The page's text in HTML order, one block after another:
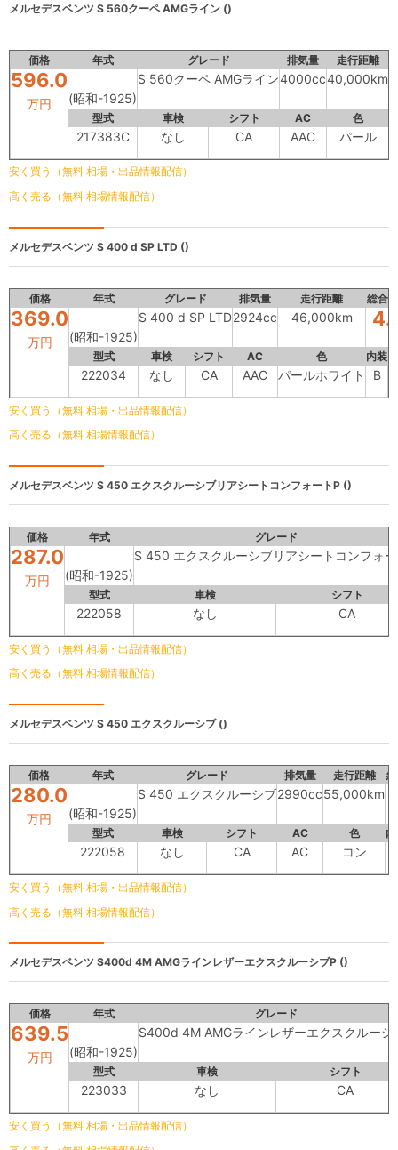
メルセデスベンツ S 560クーペ AMGライン ()
価格 年式 グレード 排気量 走行距離
596.0
万円 (昭和-1925)
S 560クーペ AMGライン4000cc40,000km
型式 車検 シフト AC 色
217383C なし CA AAC パール
安く買う（無料 相場・出品情報配信）
高く売る（無料 相場情報配信）
メルセデスベンツ S 400 d SP LTD ()
価格 年式 グレード 排気量 走行距離 総合
369.0
万円 (昭和-1925)
S 400 d SP LTD2924cc 46,000km
型式 車検 シフト AC 色 内装
222034 なし CA AAC パールホワイト B
安く買う（無料 相場・出品情報配信）
高く売る（無料 相場情報配信）
メルセデスベンツ S 450 エクスクルーシブリアシートコンフォートP ()
価格 年式 グレード
287.0
万円 (昭和-1925)
S 450 エクスクルーシブリアシートコンフォ
型式 車検 シフト
222058 なし CA
安く買う（無料 相場・出品情報配信）
高く売る（無料 相場情報配信）
メルセデスベンツ S 450 エクスクルーシブ ()
価格 年式 グレード 排気量 走行距離
280.0
万円 (昭和-1925)
S 450 エクスクルーシブ2990cc55,000km
型式 車検 シフト AC 色
222058 なし CA AC コン
安く買う（無料 相場・出品情報配信）
高く売る（無料 相場情報配信）
メルセデスベンツ S400d 4M AMGラインレザーエクスクルーシブP ()
価格 年式 グレード
639.5
万円 (昭和-1925)
S400d 4M AMGラインレザーエクスクルーシ
型式 車検 シフト
223033 なし CA
安く買う（無料 相場・出品情報配信）